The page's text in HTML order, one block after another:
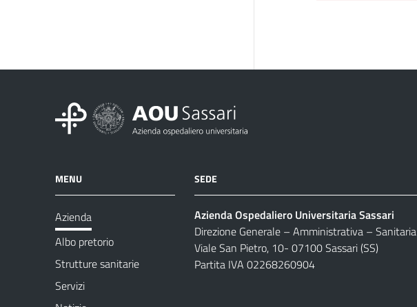
MENU
Azienda
Albo pretorio
Strutture sanitarie
Servizi
SEDE
Azienda Ospedaliero Universitaria Sassari
Direzione Generale – Amministrativa – Sanitaria
Viale San Pietro, 10- 07100 Sassari (SS)
Partita IVA 02268260904